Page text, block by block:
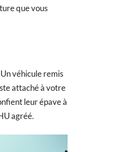
que vous
véhicule remis
attaché à votre
leur épave à
agréé.